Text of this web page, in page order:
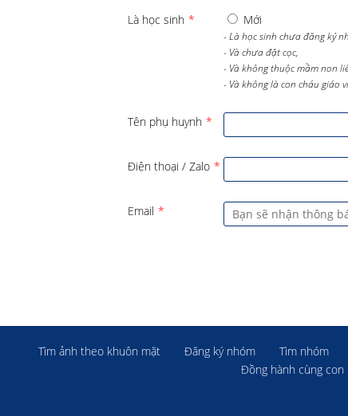
Là học sinh * Mới
- Là học sinh chưa đăng ký
- Và chưa đặt cọc,
- Và không thuộc mầm non
- Và không là con cháu giáo
Tên phụ huynh *
Điện thoại / Zalo *
Email *
Tìm ảnh theo khuôn mặt Đăng ký nhóm Tìm nhóm
Đồng hành cùng con